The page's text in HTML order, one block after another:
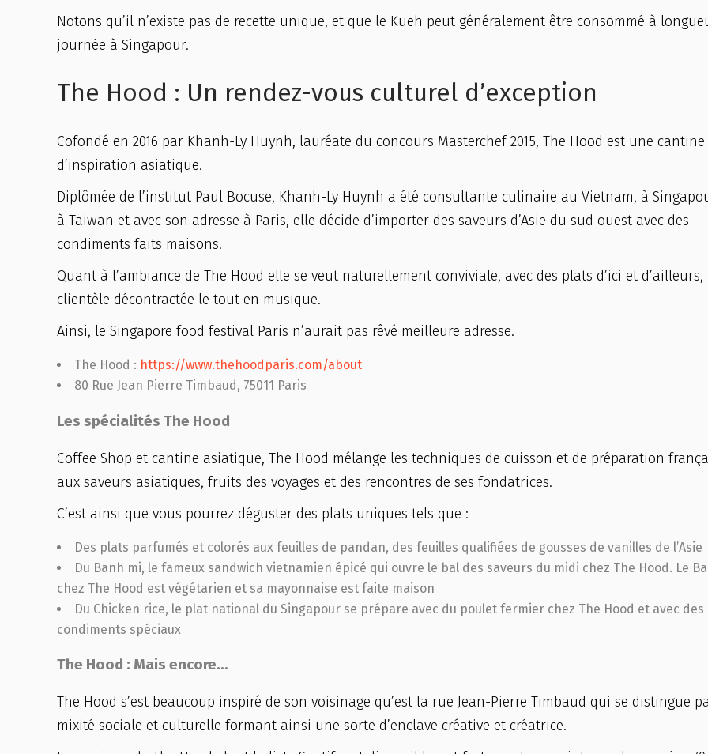
Notons qu’il n’existe pas de recette unique, et que le Kueh peut généralement être consommé à
journée à Singapour.
The Hood : Un rendez-vous culturel d’exception
Cofondé en 2016 par Khanh-Ly Huynh, lauréate du concours Masterchef 2015, The Hood est une cantine
d’inspiration asiatique.
Diplômée de l’institut Paul Bocuse, Khanh-Ly Huynh a été consultante culinaire au Vietnam, à
à Taiwan et avec son adresse à Paris, elle décide d’importer des saveurs d’Asie du sud ouest avec des
condiments faits maisons.
Quant à l’ambiance de The Hood elle se veut naturellement conviviale, avec des plats d’ici et d’ailleurs,
clientèle décontractée le tout en musique.
Ainsi, le Singapore food festival Paris n’aurait pas rêvé meilleure adresse.
The Hood : https://www.thehoodparis.com/about
80 Rue Jean Pierre Timbaud, 75011 Paris
Les spécialités The Hood
Coffee Shop et cantine asiatique, The Hood mélange les techniques de cuisson et de préparation
aux saveurs asiatiques, fruits des voyages et des rencontres de ses fondatrices.
C’est ainsi que vous pourrez déguster des plats uniques tels que :
Des plats parfumés et colorés aux feuilles de pandan, des feuilles qualifiées de gousses de vanilles de l’Asie
Du Banh mi, le fameux sandwich vietnamien épicé qui ouvre le bal des saveurs du midi chez The Hood. Le
chez The Hood est végétarien et sa mayonnaise est faite maison
Du Chicken rice, le plat national du Singapour se prépare avec du poulet fermier chez The Hood et avec des
condiments spéciaux
The Hood : Mais encore…
The Hood s’est beaucoup inspiré de son voisinage qu’est la rue Jean-Pierre Timbaud qui se distingue
mixité sociale et culturelle formant ainsi une sorte d’enclave créative et créatrice.